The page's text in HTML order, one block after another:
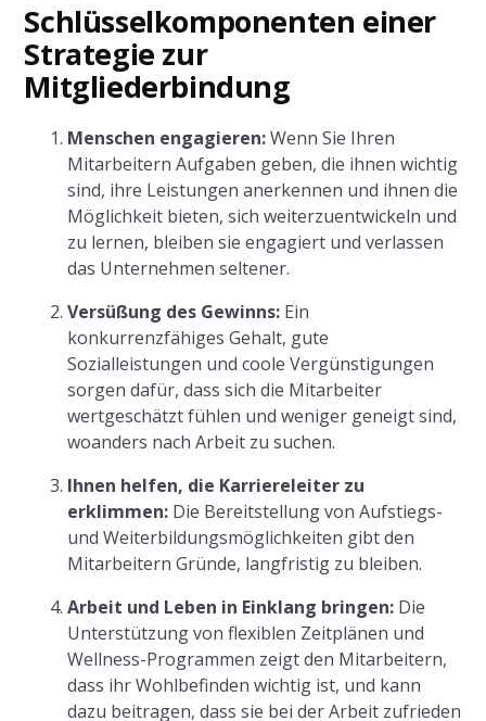
Schlüsselkomponenten einer
Strategie zur
Mitgliederbindung
Menschen engagieren:Wenn Sie Ihren
Mitarbeitern Aufgaben geben, die ihnen wichtig
sind, ihre Leistungen anerkennen und ihnen die
Möglichkeit bieten, sich weiterzuentwickeln und
zu lernen, bleiben sie engagiert und verlassen
das Unternehmen seltener.
Versüßung des Gewinns: Ein
konkurrenzfähiges Gehalt, gute
Sozialleistungen und coole Vergünstigungen
sorgen dafür, dass sich die Mitarbeiter
wertgeschätzt fühlen und weniger geneigt sind,
woanders nach Arbeit zu suchen.
Ihnen helfen, die Karriereleiter zu
erklimmen: Die Bereitstellung von Aufstiegs-
und Weiterbildungsmöglichkeiten gibt den
Mitarbeitern Gründe, langfristig zu bleiben.
Arbeit und Leben in Einklang bringen: Die
Unterstützung von flexiblen Zeitplänen und
Wellness-Programmen zeigt den Mitarbeitern,
dass ihr Wohlbefinden wichtig ist, und kann
dazu beitragen, dass sie bei der Arbeit zufrieden